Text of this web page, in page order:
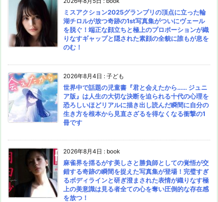
ミスアクション2025グランプリの頂点に立った輪
湖チロルが放つ奇跡の1st写真集がついにヴェール
を脱ぐ！端正な顔立ちと極上のプロポーションが織
りなすギャップと隠された素顔の全貌に誰もが息を
のむ！
2026年8月4日 : 子ども
世界中で話題の児童書『君と会えたから…… ジュニ
ア版』は人生の大切な決断を迫られる十代の心理を
恐ろしいほどリアルに描き出し読んだ瞬間に自分の
生き方を根本から見直さざるを得なくなる衝撃の1
冊です
2026年8月4日 : book
麻雀界を揺るがす美しさと勝負師としての覚悟が交
錯する奇跡の瞬間を捉えた写真集が登場！完璧すぎ
るボディラインと研ぎ澄まされた表情が織りなす極
上の美意識は見る者全ての心を奪い圧倒的な存在感
を放つ！